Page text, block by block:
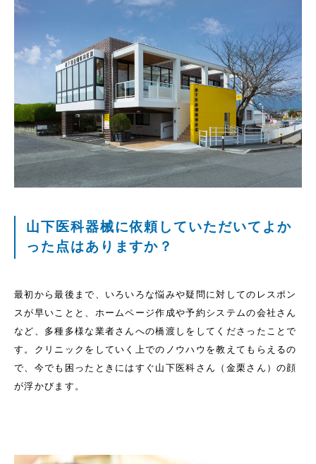
山下医科器械に依頼していただいてよか
った点はありますか？
最初から最後まで、いろいろな悩みや疑問に対してのレスポン
スが早いことと、ホームページ作成や予約システムの会社さん
など、多種多様な業者さんへの橋渡しをしてくださったことで
す。クリニックをしていく上でのノウハウを教えてもらえるの
で、今でも困ったときにはすぐ山下医科さん（金栗さん）の顔
が浮かびます。